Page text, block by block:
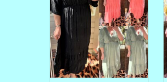
GOED VANAF MAAT 44/46 TOT 50
KLEINE 52
LENGTE 123 CM
TOEVOEGEN AAN WINKELWAGEN